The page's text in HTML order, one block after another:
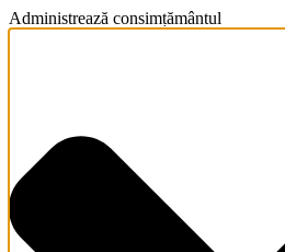
Administrează consimțământul